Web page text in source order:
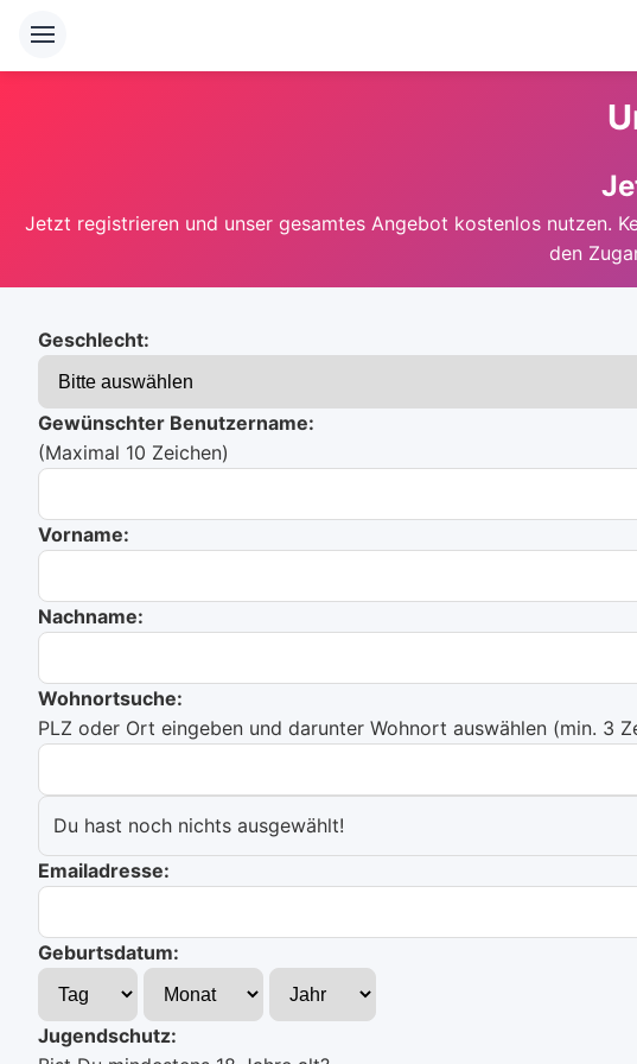
Jetzt registrieren und unser gesamtes Angebot kostenlos nutzen.
den
Geschlecht:
Gewünschter Benutzername:
(Maximal 10 Zeichen)
Vorname:
Nachname:
Wohnortsuche:
PLZ oder Ort eingeben und darunter Wohnort auswählen (min. 3
Du hast noch nichts ausgewählt!
Emailadresse:
Geburtsdatum:
Jugendschutz: